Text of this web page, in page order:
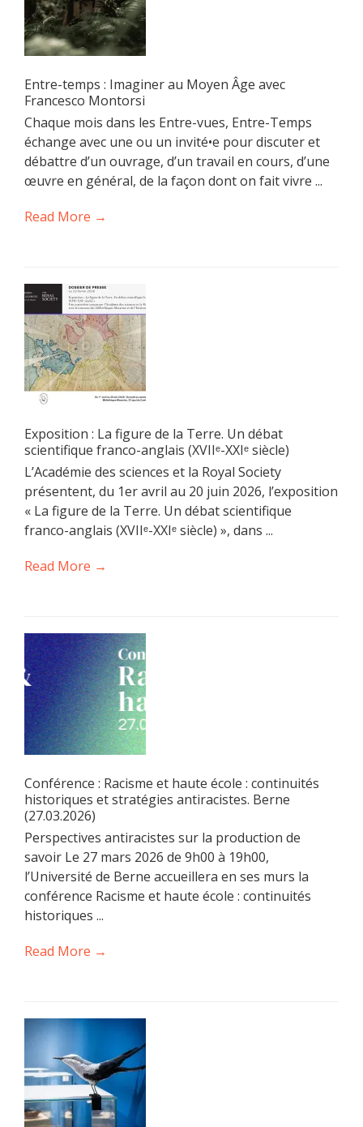
Entre-temps : Imaginer au Moyen Âge avec
Francesco Montorsi
Chaque mois dans les Entre-vues, Entre-Temps
échange avec une ou un invité•e pour discuter et
débattre d’un ouvrage, d’un travail en cours, d’une
œuvre en général, de la façon dont on fait vivre ...
Read More →
Exposition : La figure de la Terre. Un débat
scientifique franco-anglais (XVIIᵉ-XXIᵉ siècle)
L’Académie des sciences et la Royal Society
présentent, du 1er avril au 20 juin 2026, l’exposition
« La figure de la Terre. Un débat scientifique
franco-anglais (XVIIᵉ-XXIᵉ siècle) », dans ...
Read More →
Conférence : Racisme et haute école : continuités
historiques et stratégies antiracistes. Berne
(27.03.2026)
Perspectives antiracistes sur la production de
savoir Le 27 mars 2026 de 9h00 à 19h00,
l’Université de Berne accueillera en ses murs la
conférence Racisme et haute école : continuités
historiques ...
Read More →